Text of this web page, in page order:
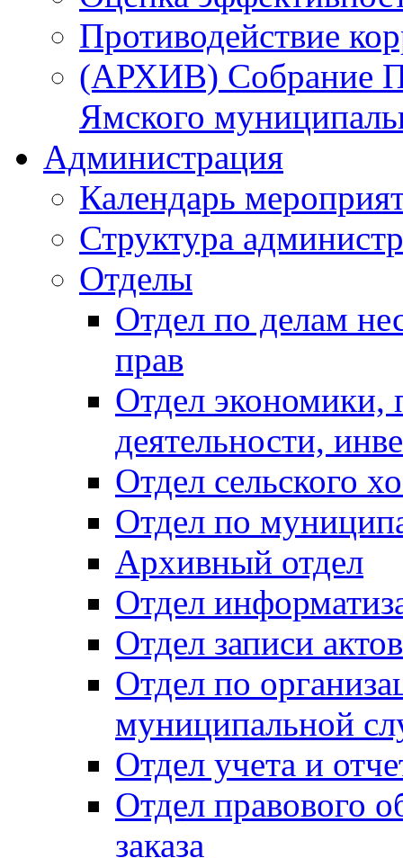
Противодействие
(АРХИВ) Собрание
Ямского
Администрация
Календарь
Структура
Отделы
Отдел по делам
прав
Отдел экономики,
деятельности,
Отдел сельского
Отдел по
Архивный отдел
Отдел
Отдел записи
Отдел по
муниципальной
Отдел учета и
Отдел правового
заказа